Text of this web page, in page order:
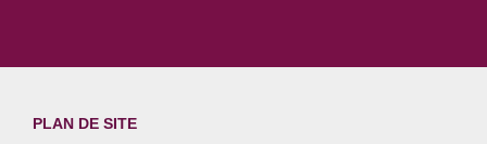
PLAN DE SITE